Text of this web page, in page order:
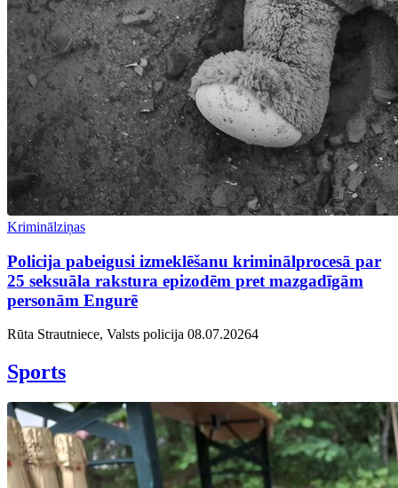
Kriminālziņas
Policija pabeigusi izmeklēšanu kriminālprocesā par
25 seksuāla rakstura epizodēm pret mazgadīgām
personām Engurē
Rūta Strautniece, Valsts policija 08.07.20264
Sports